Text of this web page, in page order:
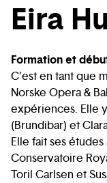
Eira
Formation et
C’est en tant que
Norske Opera &
expériences. Elle
(Brundibar) et
Elle fait ses études
Conservatoire
Toril Carlsen et